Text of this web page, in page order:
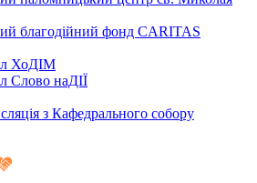
благодійний фонд CARITAS
ХоДІМ
Слово наДІЇ
з Кафедрального собору